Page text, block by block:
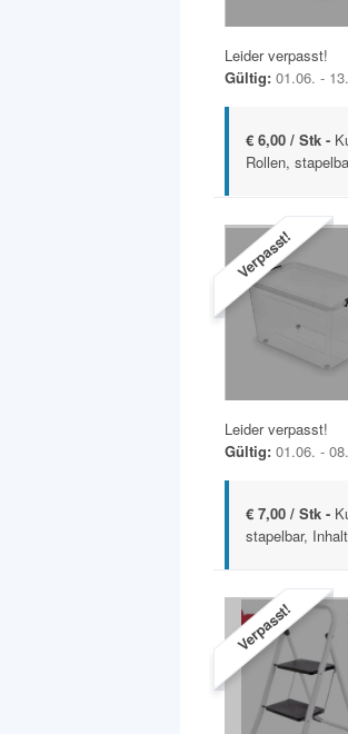
Leider verpasst!
Gültig: 01.06. -
€ 6,00 / Stk -
Rollen,
Verpasst!
Leider verpasst!
Gültig: 01.06. -
€ 7,00 / Stk -
stapelbar,
Verpasst!